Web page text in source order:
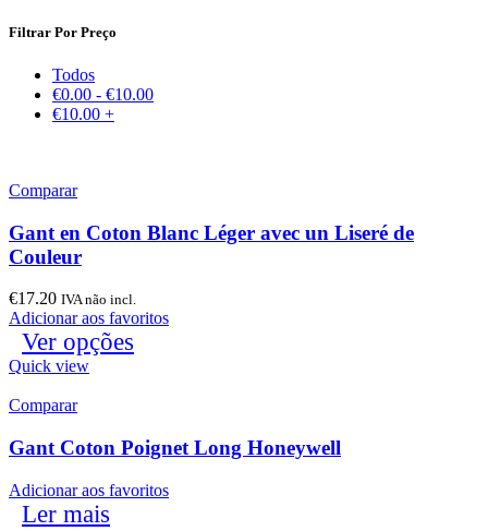
Filtrar Por Preço
Todos
€0.00 - €10.00
€10.00 +
Comparar
Gant en Coton Blanc Léger avec un Liseré de
Couleur
€17.20 IVA não incl.
Adicionar aos favoritos
Ver opções
Quick view
Comparar
Gant Coton Poignet Long Honeywell
Adicionar aos favoritos
Ler mais